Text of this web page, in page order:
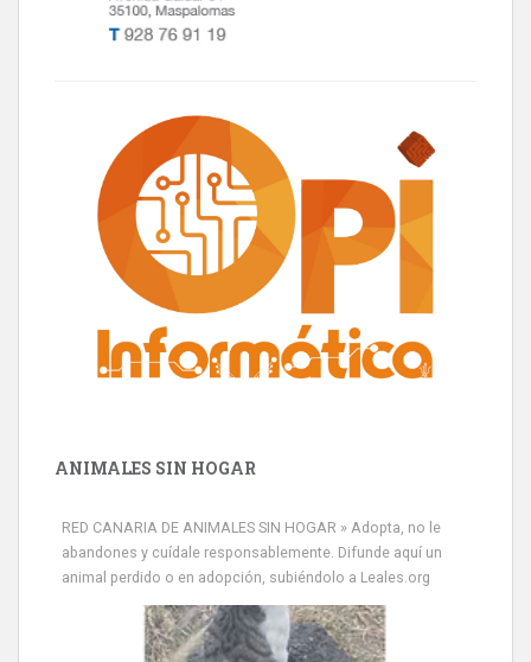
ANIMALES SIN HOGAR
RED CANARIA DE ANIMALES SIN HOGAR » Adopta, no le
abandones y cuídale responsablemente. Difunde aquí un
animal perdido o en adopción, subiéndolo a Leales.org